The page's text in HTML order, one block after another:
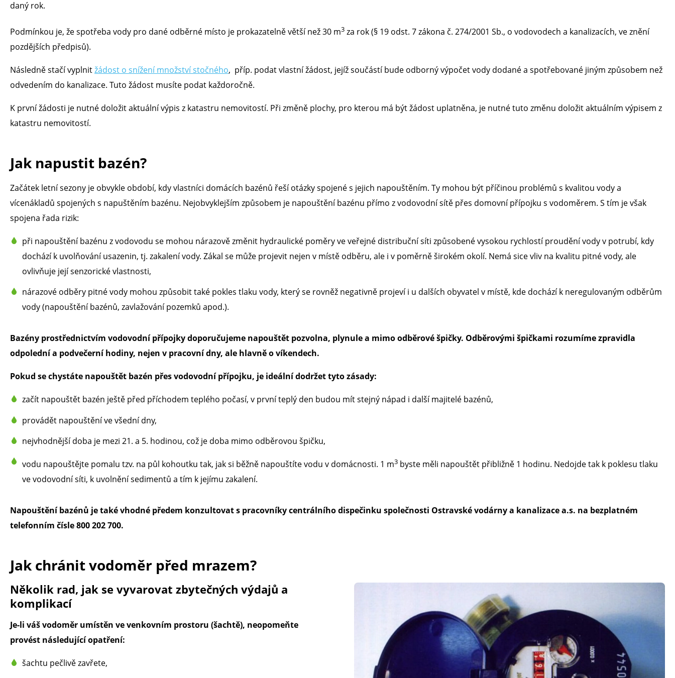
daný rok.
Podmínkou je, že spotřeba vody pro dané odběrné místo je prokazatelně větší než 30 m3 za rok (§ 19 odst. 7 zákona č. 274/2001 Sb., o vodovodech a kanalizacích, ve znění
pozdějších předpisů).
Následně stačí vyplnitžádost o snížení množství stočného, příp. podat vlastní žádost, jejíž součástí bude odborný výpočet vody dodané a spotřebované jiným způsobem než
odvedením do kanalizace. Tuto žádost musíte podat každoročně.
K první žádosti je nutné doložit aktuální výpis z katastru nemovitostí. Při změně plochy, pro kterou má být žádost uplatněna, je nutné tuto změnu doložit aktuálním výpisem z
katastru nemovitostí.
Jak napustit bazén?
Začátek letní sezony je obvykle období, kdy vlastníci domácích bazénů řeší otázky spojené s jejich napouštěním. Ty mohou být příčinou problémů s kvalitou vody a
vícenákladů spojených s napuštěním bazénu. Nejobvyklejším způsobem je napouštění bazénu přímo z vodovodní sítě přes domovní přípojku s vodoměrem. S tím je však
spojena řada rizik:
při napouštění bazénu z vodovodu se mohou nárazově změnit hydraulické poměry ve veřejné distribuční síti způsobené vysokou rychlostí proudění vody v potrubí, kdy
dochází k uvolňování usazenin, tj. zakalení vody. Zákal se může projevit nejen v místě odběru, ale i v poměrně širokém okolí. Nemá sice vliv na kvalitu pitné vody, ale
ovlivňuje její senzorické vlastnosti,
nárazové odběry pitné vody mohou způsobit také pokles tlaku vody, který se rovněž negativně projeví i u dalších obyvatel v místě, kde dochází k neregulovaným odběrům
vody (napouštění bazénů, zavlažování pozemků apod.).
Bazény prostřednictvím vodovodní přípojky doporučujeme napouštět pozvolna, plynule a mimo odběrové špičky. Odběrovými špičkami rozumíme zpravidla
odpolední a podvečerní hodiny, nejen v pracovní dny, ale hlavně o víkendech.
Pokud se chystáte napouštět bazén přes vodovodní přípojku, je ideální dodržet tyto zásady:
začít napouštět bazén ještě před příchodem teplého počasí, v první teplý den budou mít stejný nápad i další majitelé bazénů,
provádět napouštění ve všední dny,
nejvhodnější doba je mezi 21. a 5. hodinou, což je doba mimo odběrovou špičku,
vodu napouštějte pomalu tzv. na půl kohoutku tak, jak si běžně napouštíte vodu v domácnosti. 1 m3 byste měli napouštět přibližně 1 hodinu. Nedojde tak k poklesu tlaku
ve vodovodní síti, k uvolnění sedimentů a tím k jejímu zakalení.
Napouštění bazénů je také vhodné předem konzultovat s pracovníky centrálního dispečinku společnosti Ostravské vodárny a kanalizace a.s. na bezplatném
telefonním čísle 800 202 700.
Jak chránit vodoměr před mrazem?
Několik rad, jak se vyvarovat zbytečných výdajů a
komplikací
Je-li váš vodoměr umístěn ve venkovním prostoru (šachtě), neopomeňte
provést následující opatření:
šachtu pečlivě zavřete,